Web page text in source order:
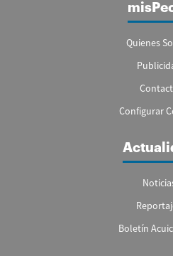
Quienes
Configurar
Boletín